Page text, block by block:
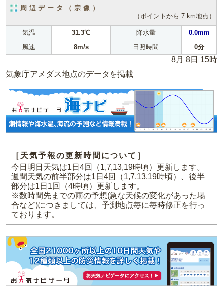
周辺データ（宗像）
（ポイントから 7 km地点）
気温 31.3℃ 降水量
0.0mm
風速
8m/s 日照時間 0分
8月 8日 15時
気象庁アメダス地点のデータを掲載
［天気予報の更新時間について］
今日明日天気は1日4回（1,7,13,19時頃）更新します。
週間天気の前半部分は1日4回（1,7,13,19時頃）、後半
部分は1日1回（4時頃）更新します。
※数時間先までの雨の予想(急な天候の変化があった場
合など)につきましては、予測地点毎に毎時修正を行っ
ております。